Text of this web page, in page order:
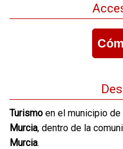
Turismo en el municipio de
Murcia, dentro de la
Murcia.